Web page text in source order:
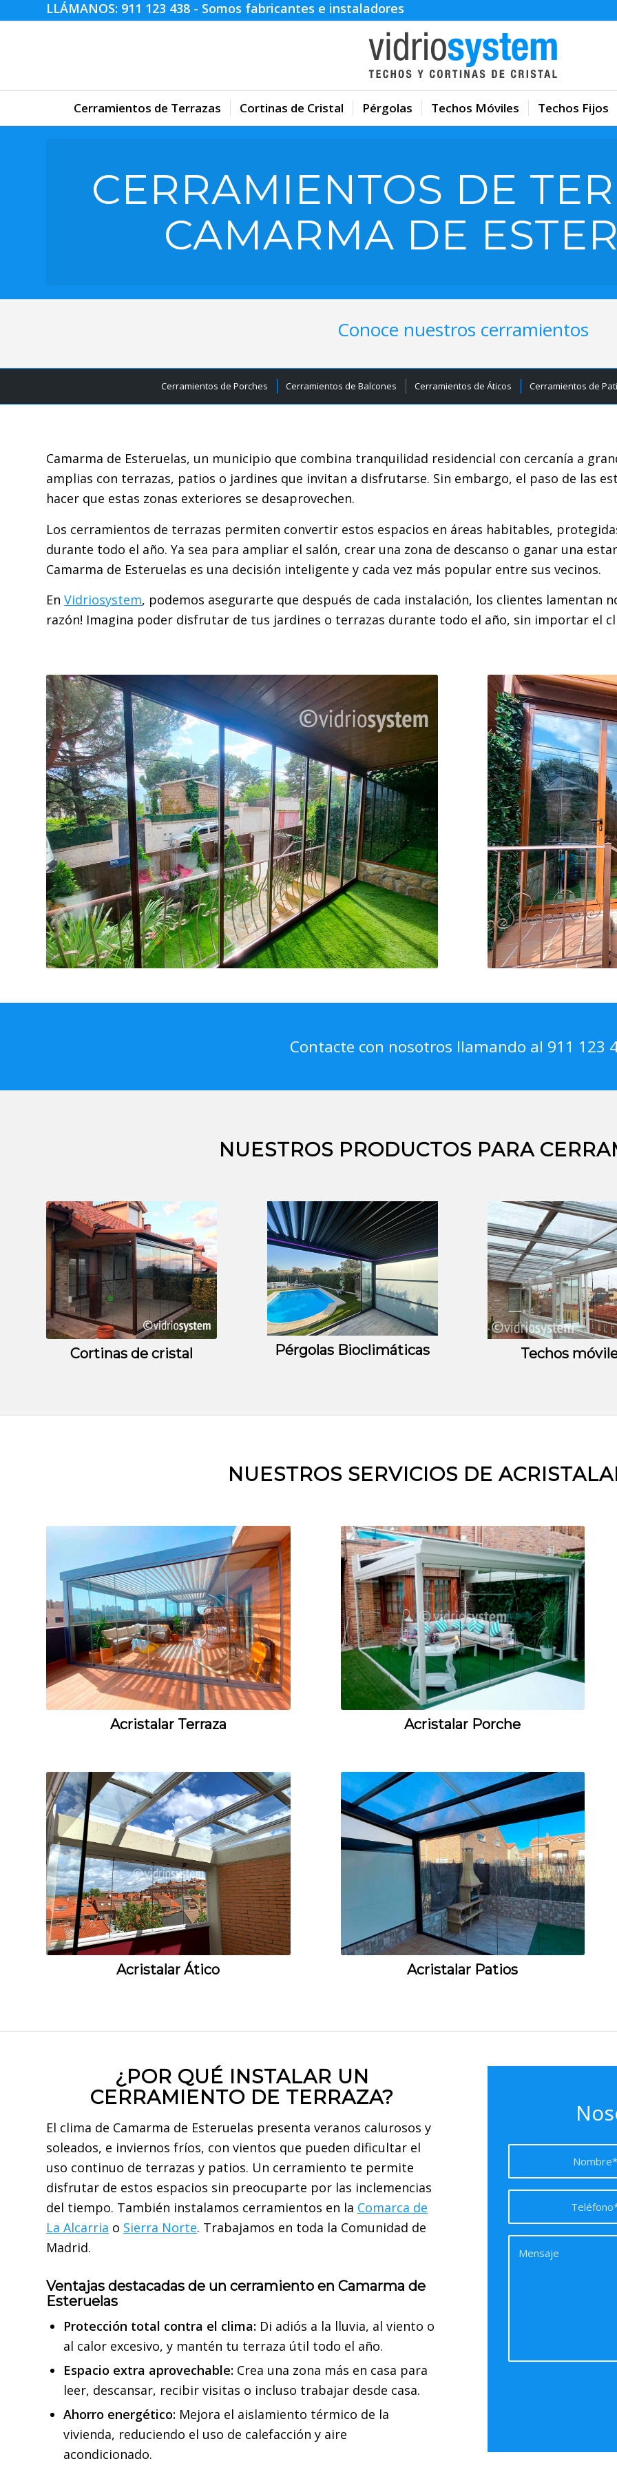
LLÁMANOS: 911 123 438 - Somos fabricantes e instaladores
Cerramientos de Terrazas Cortinas de Cristal Pérgolas Techos Móviles Techos Fijos
CERRAMIENTOS DE
CAMARMA DE
Conoce nuestros cerramientos
Cerramientos de Porches Cerramientos de Balcones Cerramientos de Áticos Cerramientos de
Camarma de Esteruelas, un municipio que combina tranquilidad residencial con cercanía a
amplias con terrazas, patios o jardines que invitan a disfrutarse. Sin embargo, el paso de las
hacer que estas zonas exteriores se desaprovechen.
Los cerramientos de terrazas permiten convertir estos espacios en áreas habitables,
durante todo el año. Ya sea para ampliar el salón, crear una zona de descanso o ganar una
Camarma de Esteruelas es una decisión inteligente y cada vez más popular entre sus vecinos.
En Vidriosystem, podemos asegurarte que después de cada instalación, los clientes lamentan
razón! Imagina poder disfrutar de tus jardines o terrazas durante todo el año, sin importar el
Contacte con nosotros llamando al 911 123
NUESTROS PRODUCTOS PARA
Cortinas de cristal Pérgolas Bioclimáticas Techos
NUESTROS SERVICIOS DE
Acristalar Terraza Acristalar Porche
Acristalar Ático Acristalar Patios
¿POR QUÉ INSTALAR UN
CERRAMIENTO DE TERRAZA?
El clima de Camarma de Esteruelas presenta veranos calurosos y
soleados, e inviernos fríos, con vientos que pueden dificultar el
uso continuo de terrazas y patios. Un cerramiento te permite
disfrutar de estos espacios sin preocuparte por las inclemencias
del tiempo. También instalamos cerramientos en la Comarca de
La Alcarria o Sierra Norte. Trabajamos en toda la Comunidad de
Madrid.
Ventajas destacadas de un cerramiento en Camarma de
Esteruelas
Protección total contra el clima: Di adiós a la lluvia, al viento o
al calor excesivo, y mantén tu terraza útil todo el año.
Espacio extra aprovechable: Crea una zona más en casa para
leer, descansar, recibir visitas o incluso trabajar desde casa.
Ahorro energético: Mejora el aislamiento térmico de la
vivienda, reduciendo el uso de calefacción y aire
acondicionado.